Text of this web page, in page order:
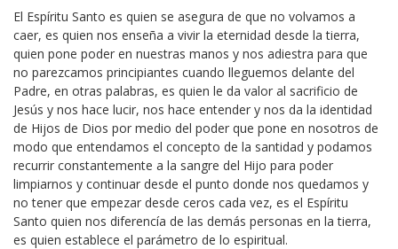
El Espíritu Santo es quien se asegura de que no volvamos a
caer, es quien nos enseña a vivir la eternidad desde la tierra,
quien pone poder en nuestras manos y nos adiestra para que
no parezcamos principiantes cuando lleguemos delante del
Padre, en otras palabras, es quien le da valor al sacrificio de
Jesús y nos hace lucir, nos hace entender y nos da la identidad
de Hijos de Dios por medio del poder que pone en nosotros de
modo que entendamos el concepto de la santidad y podamos
recurrir constantemente a la sangre del Hijo para poder
limpiarnos y continuar desde el punto donde nos quedamos y
no tener que empezar desde ceros cada vez, es el Espíritu
Santo quien nos diferencía de las demás personas en la tierra,
es quien establece el parámetro de lo espiritual.